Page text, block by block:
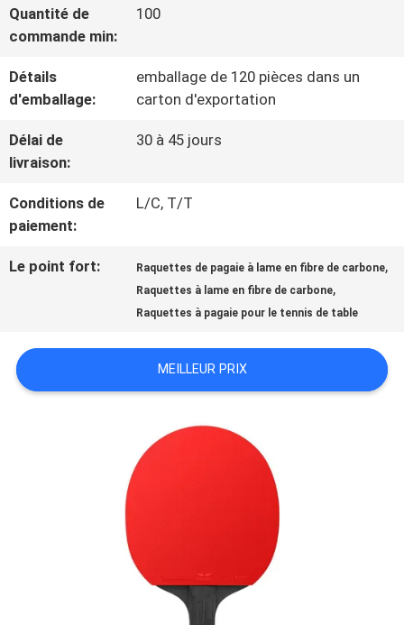
PROPOS
NOUS
VISITE
DE
L'USINE
DE
LA
CONTACTER
Quantité de
commande min:
100
Détails
d'emballage:
emballage de 120 pièces dans un
carton d'exportation
Délai de
livraison:
30 à 45 jours
Conditions de
paiement:
L/C, T/T
Le point fort: Raquettes de pagaie à lame en fibre de carbone,
Raquettes à lame en fibre de carbone,
Raquettes à pagaie pour le tennis de table
MEILLEUR PRIX